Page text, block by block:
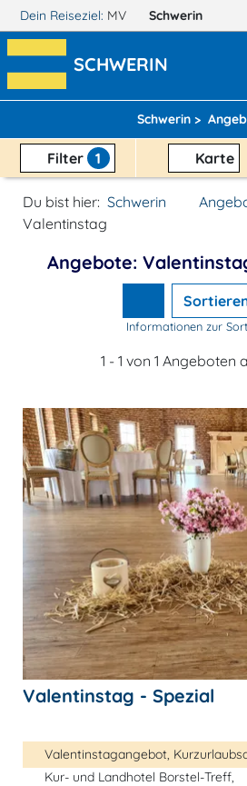
Dein Reiseziel: MV Schwerin
SCHWERIN
Schwerin >
Filter 1 Karte
Du bist hier: Schwerin
Valentinstag
Angebote:
Informationen zur
1 - 1 von 1 Angeboten
Valentinstag - Spezial
Valentinstagangebot,
Kur- und Landhotel Borstel-Treff,